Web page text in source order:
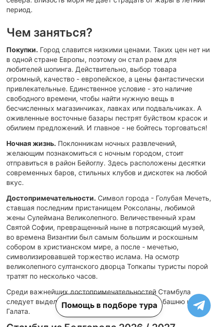
период.
Чем заняться?
Покупки. Город славится низкими ценами. Таких цен нет ни
в одной стране Европы, поэтому он стал раем для
любителей шопинга. Действительно, выбор товара
огромный, качество - европейское, а цены фантастически
привлекательные. Единственное условие - это наличие
свободного времени, чтобы найти нужную вещь в
бесчисленных магазинчиках, лавках или подвальчиках. А
оживленные восточные базары пестрят буйством красок и
обилием предложений. И главное - не бойтесь торговаться!
Ночная жизнь. Поклонникам ночных развлечений,
желающим познакомиться с ночным городом, стоит
отправиться в район Бейоглу. Здесь расположены десятки
современных баров, стильных клубов и дискотек на любой
вкус.
Достопримечательности. Символ города - Голубая Мечеть,
ставшая последним пристанищем Роксоланы, любимой
жены Сулеймана Великолепного. Величественный храм
Святой Софии, превращенный ныне в потрясающий музей,
во времена Византии был самым большим и роскошным
собором в христианском мире, а после - мечетью,
символизировавшей торжество ислама. На осмотр
великолепного султанского дворца Топкапы туристы порой
тратят по несколько часов.
Среди важнейших достопримечательностей Стамбула
следует выделить бухту Золотой Рог, а также башню и мост
Галата.
Помощь в подборе тура